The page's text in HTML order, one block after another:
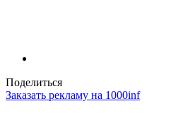
Поделиться
Заказать рекламу на 1000inf